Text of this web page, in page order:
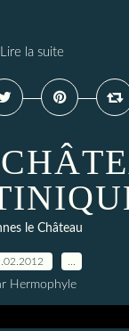
Lire la suite
le Château
Hermophyle